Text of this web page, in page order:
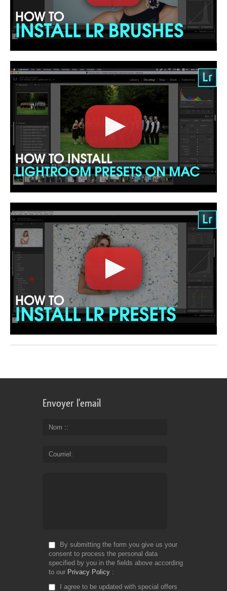
Envoyer l'email
Nom :
Courriel
By submitting the form you give us your
consent to process the personal data
specified by you in the fields above according
to our Privacy Policy
I agree to be updated with special offers